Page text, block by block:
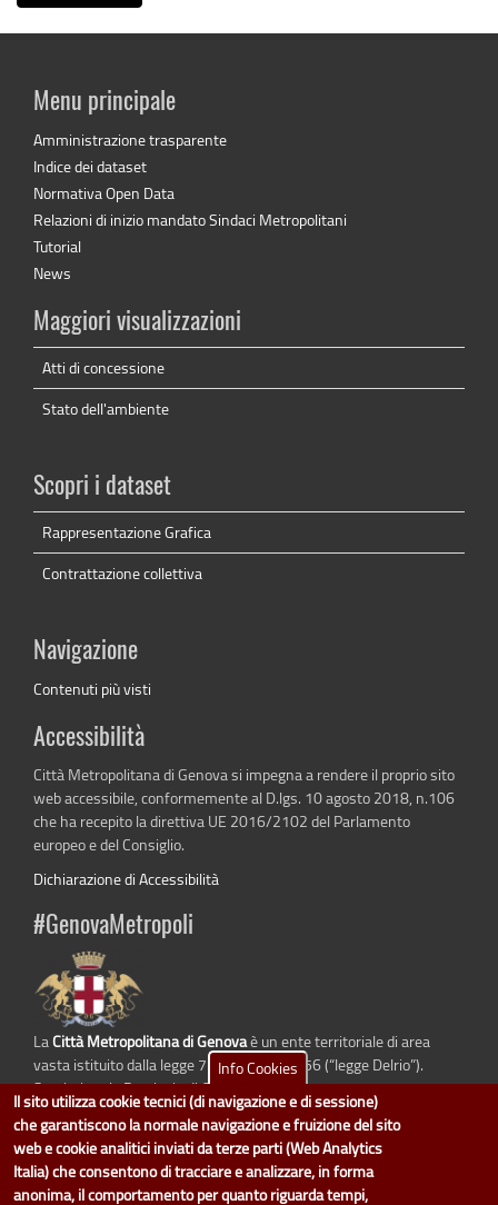
Menu principale
Amministrazione trasparente
Indice dei dataset
Normativa Open Data
Relazioni di inizio mandato Sindaci Metropolitani
Tutorial
News
Maggiori visualizzazioni
Atti di concessione
Stato dell'ambiente
Scopri i dataset
Rappresentazione Grafica
Contrattazione collettiva
Navigazione
Contenuti più visti
Accessibilità
Città Metropolitana di Genova si impegna a rendere il proprio sito
web accessibile, conformemente al D.lgs. 10 agosto 2018, n.106
che ha recepito la direttiva UE 2016/2102 del Parlamento
europeo e del Consiglio.
Dichiarazione di Accessibilità
#GenovaMetropoli
LaCittà Metropolitana di Genovaè un ente territoriale di area
vasta istituito dalla legge 7 aprile 2014 n. 56 (“legge Delrio”).
Sostituisce la Provincia di Genova.
dati.cittametropolitana.genova.itè il progetto "Open Data" della
Info Cookies
Il sito utilizza cookie tecnici (di navigazione e di sessione)
che garantiscono la normale navigazione e fruizione del sito
web e cookie analitici inviati da terze parti (Web Analytics
Italia) che consentono di tracciare e analizzare, in forma
anonima, il comportamento per quanto riguarda tempi,